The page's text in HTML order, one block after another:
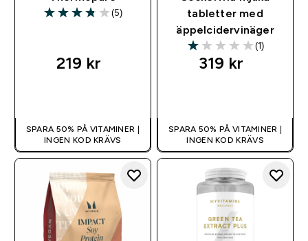
3.8 out of 5 stars
(5)
219 kr‎
SPARA 50% PÅ VITAMINER |
INGEN KOD KRÄVS
tabletter med
äppelcidervinäger
1 out of 5 stars
(1)
319 kr‎
SPARA 50% PÅ VITAMINER |
INGEN KOD KRÄVS